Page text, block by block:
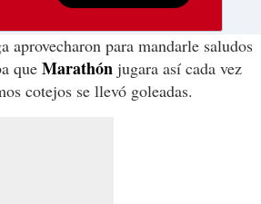
para mandarle saludos
que Marathón jugara así cada vez
cotejos se llevó goleadas.